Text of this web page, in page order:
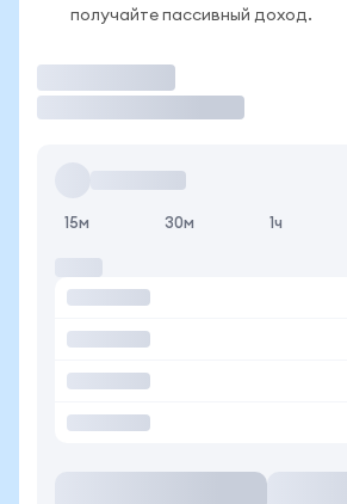
получайте пассивный доход.
15м 30м 1ч